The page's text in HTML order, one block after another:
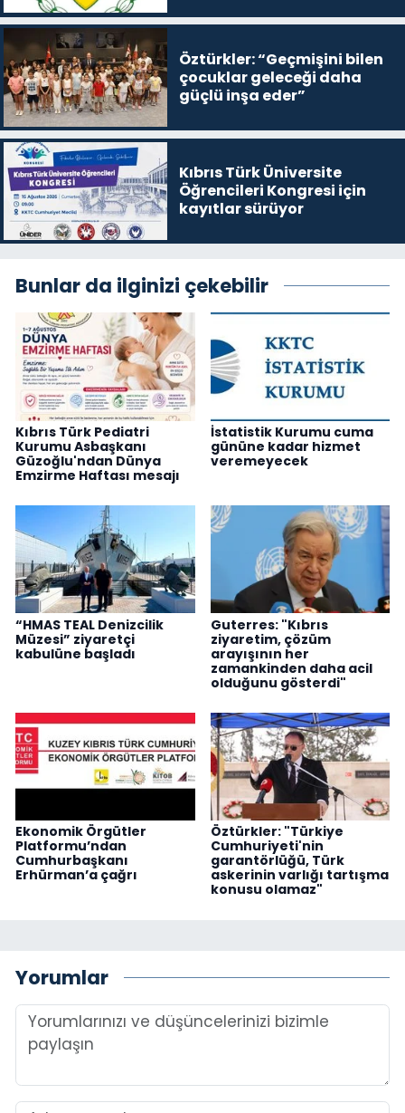
Öztürkler: “Geçmişini bilen
çocuklar geleceği daha
güçlü inşa eder”
Kıbrıs Türk Üniversite
Öğrencileri Kongresi için
kayıtlar sürüyor
Bunlar da ilginizi çekebilir
Kıbrıs Türk Pediatri
Kurumu Asbaşkanı
Güzoğlu'ndan Dünya
Emzirme Haftası mesajı
İstatistik Kurumu cuma
gününe kadar hizmet
veremeyecek
“HMAS TEAL Denizcilik
Müzesi” ziyaretçi
kabulüne başladı
Guterres: "Kıbrıs
ziyaretim, çözüm
arayışının her
zamankinden daha acil
olduğunu gösterdi"
Ekonomik Örgütler
Platformu’ndan
Cumhurbaşkanı
Erhürman’a çağrı
Öztürkler: "Türkiye
Cumhuriyeti'nin
garantörlüğü, Türk
askerinin varlığı tartışma
konusu olamaz"
Yorumlar